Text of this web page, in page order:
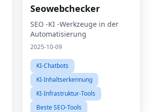
Seowebchecker
SEO -KI -Werkzeuge in der
Automatisierung
2025-10-09
KI-Chatbots
KI-Inhaltserkennung
KI-Infrastruktur-Tools
Beste SEO-Tools